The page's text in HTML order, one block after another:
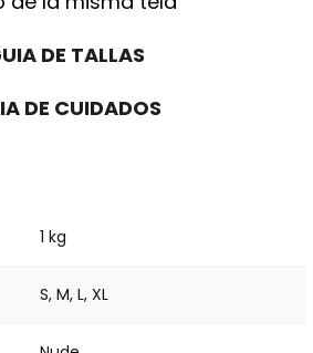
DE TALLAS
DE CUIDADOS
1 kg
S, M, L, XL